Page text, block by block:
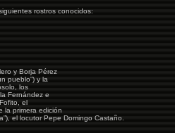
rostros conocidos:
y Borja Pérez
pueblo”) y la
los
Fernández e
el
la primera edición
el locutor Pepe Domingo Castaño.